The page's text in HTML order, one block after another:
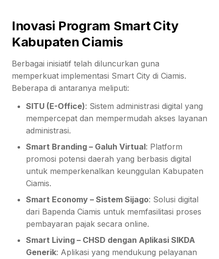
Inovasi Program Smart City
Kabupaten Ciamis
Berbagai inisiatif telah diluncurkan guna
memperkuat implementasi Smart City di Ciamis.
Beberapa di antaranya meliputi:
SITU (E-Office): Sistem administrasi digital yang
mempercepat dan mempermudah akses layanan
administrasi.
Smart Branding – Galuh Virtual: Platform
promosi potensi daerah yang berbasis digital
untuk memperkenalkan keunggulan Kabupaten
Ciamis.
Smart Economy – Sistem Sijago: Solusi digital
dari Bapenda Ciamis untuk memfasilitasi proses
pembayaran pajak secara online.
Smart Living – CHSD dengan Aplikasi SIKDA
Generik: Aplikasi yang mendukung pelayanan